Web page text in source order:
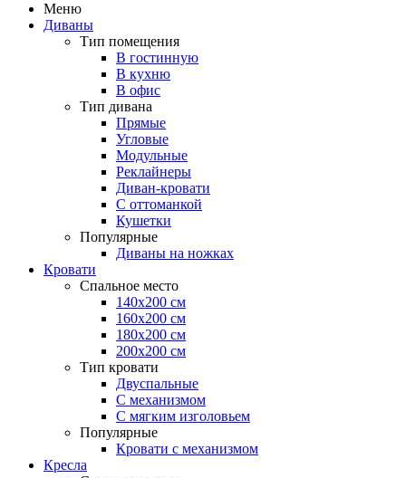
Меню
Диваны
Тип помещения
В гостинную
В кухню
В офис
Тип дивана
Прямые
Угловые
Модульные
Реклайнеры
Диван-кровати
С оттоманкой
Кушетки
Популярные
Диваны на ножках
Кровати
Спальное место
140х200 см
160х200 см
180х200 см
200х200 см
Тип кровати
Двуспальные
С механизмом
С мягким изголовьем
Популярные
Кровати с механизмом
Кресла